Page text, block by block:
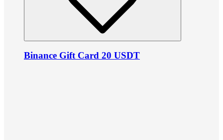
Binance Gift Card 20 USDT